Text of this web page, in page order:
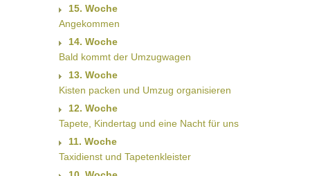
15. Woche
Angekommen
14. Woche
Bald kommt der Umzugwagen
13. Woche
Kisten packen und Umzug organisieren
12. Woche
Tapete, Kindertag und eine Nacht für uns
11. Woche
Taxidienst und Tapetenkleister